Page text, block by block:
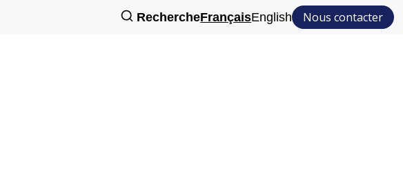
RechercheFrançaisEnglish Nous contacter